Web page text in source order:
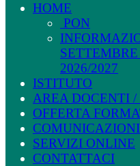
HOME
PON
2026/2027
ISTITUTO
AREA DOCENTI /
OFFERTA
COMUNICAZIONI
SERVIZI ONLINE
CONTATTACI